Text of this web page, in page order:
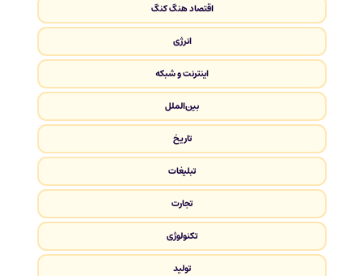
اقتصاد هنگ کنگ
انرژی
اینترنت و شبکه
بین‌الملل
تاریخ
تبلیغات
تجارت
تکنولوژی
تولید